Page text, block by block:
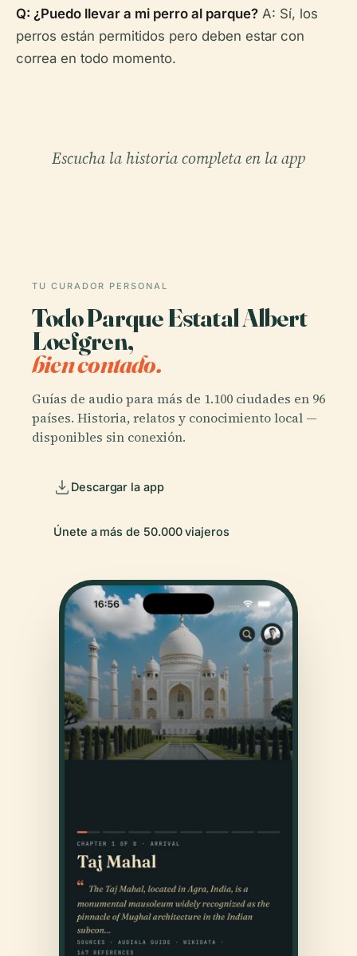
Q: ¿Puedo llevar a mi perro al parque? A: Sí, los
perros están permitidos pero deben estar con
correa en todo momento.
Escucha la historia completa en la app
TU CURADOR PERSONAL
Todo Parque Estatal Albert
Loefgren,
bien contado.
Guías de audio para más de 1.100 ciudades en 96
países. Historia, relatos y conocimiento local —
disponibles sin conexión.
Descargar la app
Únete a más de 50.000 viajeros